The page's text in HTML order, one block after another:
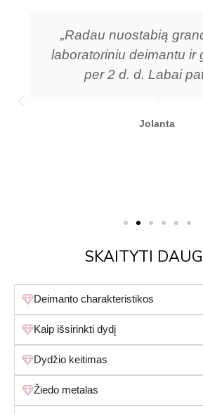
„Radau nuostabią
laboratoriniu deimantu ir
per 2 d. d. Labai
Jolanta
SKAITYTI
Deimanto charakteristikos
Kaip išsirinkti dydį
Dydžio keitimas
Žiedo metalas